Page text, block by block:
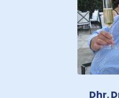
Dhr.